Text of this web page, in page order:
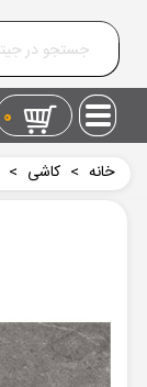
0
خانه > کاشی >